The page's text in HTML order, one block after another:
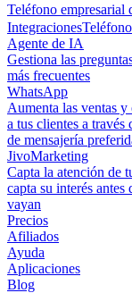
Teléfono empresarial
Integraciones
Agente de IA
Gestiona las
más frecuentes
WhatsApp
Aumenta las ventas y
a tus clientes a través
de mensajería
JivoMarketing
Capta la atención de
capta su interés antes
vayan
Precios
Afiliados
Ayuda
Aplicaciones
Blog